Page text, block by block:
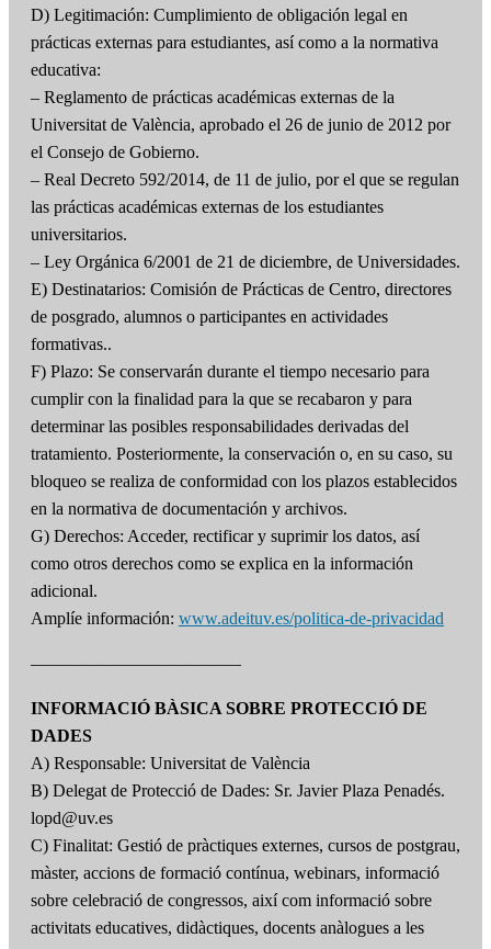
D) Legitimación: Cumplimiento de obligación legal en
prácticas externas para estudiantes, así como a la normativa
educativa:
– Reglamento de prácticas académicas externas de la
Universitat de València, aprobado el 26 de junio de 2012 por
el Consejo de Gobierno.
– Real Decreto 592/2014, de 11 de julio, por el que se regulan
las prácticas académicas externas de los estudiantes
universitarios.
– Ley Orgánica 6/2001 de 21 de diciembre, de Universidades.
E) Destinatarios: Comisión de Prácticas de Centro, directores
de posgrado, alumnos o participantes en actividades
formativas..
F) Plazo: Se conservarán durante el tiempo necesario para
cumplir con la finalidad para la que se recabaron y para
determinar las posibles responsabilidades derivadas del
tratamiento. Posteriormente, la conservación o, en su caso, su
bloqueo se realiza de conformidad con los plazos establecidos
en la normativa de documentación y archivos.
G) Derechos: Acceder, rectificar y suprimir los datos, así
como otros derechos como se explica en la información
adicional.
Amplíe información: www.adeituv.es/politica-de-privacidad
————————————
INFORMACIÓ BÀSICA SOBRE PROTECCIÓ DE
DADES
A) Responsable: Universitat de València
B) Delegat de Protecció de Dades: Sr. Javier Plaza Penadés.
lopd@uv.es
C) Finalitat: Gestió de pràctiques externes, cursos de postgrau,
màster, accions de formació contínua, webinars, informació
sobre celebració de congressos, així com informació sobre
activitats educatives, didàctiques, docents anàlogues a les